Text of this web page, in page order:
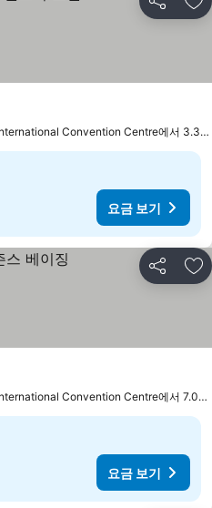
공유 즐
Convention Centre에서
요금 보기
공유 즐
Convention Centre에서
요금 보기